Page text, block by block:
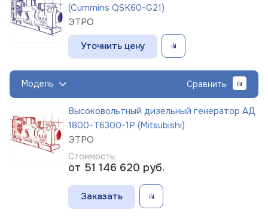
(Cummins QSK60-G21)
ЭТРО
Уточнить цену
Модель Сравнить
Высоковольтный дизельный генератор АД
1800-Т6300-1Р (Mitsubishi)
ЭТРО
Стоимость:
от 51 146 620 руб.
Заказать